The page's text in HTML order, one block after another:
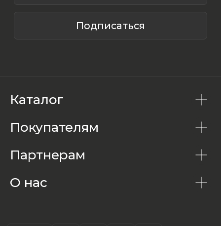
Каталог
Покупателям
Партнерам
О нас